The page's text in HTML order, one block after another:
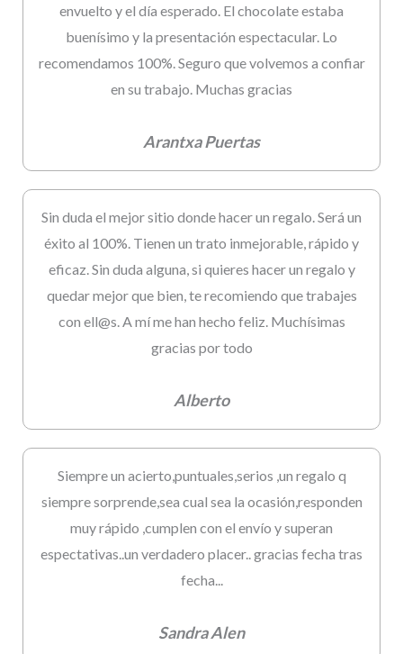
envuelto y el día esperado. El chocolate estaba
buenísimo y la presentación espectacular. Lo
recomendamos 100%. Seguro que volvemos a confiar
en su trabajo. Muchas gracias
Arantxa Puertas
Sin duda el mejor sitio donde hacer un regalo. Será un
éxito al 100%. Tienen un trato inmejorable, rápido y
eficaz. Sin duda alguna, si quieres hacer un regalo y
quedar mejor que bien, te recomiendo que trabajes
con ell@s. A mí me han hecho feliz. Muchísimas
gracias por todo
Alberto
Siempre un acierto,puntuales,serios ,un regalo q
siempre sorprende,sea cual sea la ocasión,responden
muy rápido ,cumplen con el envío y superan
espectativas..un verdadero placer.. gracias fecha tras
fecha...
Sandra Alen